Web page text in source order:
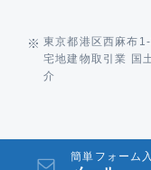
東京都港区西麻布
宅地建物取引業 国
介
簡単フォーム